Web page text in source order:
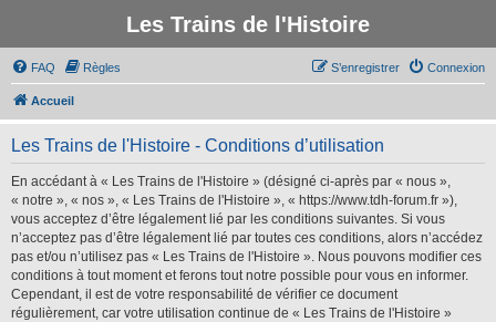
Les Trains de l'Histoire
FAQ Règles Connexion
S’enregistrer
Accueil
Les Trains de l'Histoire - Conditions d’utilisation
En accédant à « Les Trains de l'Histoire » (désigné ci-après par « nous »,
« notre », « nos », « Les Trains de l'Histoire », « https://www.tdh-forum.fr »),
vous acceptez d’être légalement lié par les conditions suivantes. Si vous
n’acceptez pas d’être légalement lié par toutes ces conditions, alors n’accédez
pas et/ou n’utilisez pas « Les Trains de l'Histoire ». Nous pouvons modifier ces
conditions à tout moment et ferons tout notre possible pour vous en informer.
Cependant, il est de votre responsabilité de vérifier ce document
régulièrement, car votre utilisation continue de « Les Trains de l'Histoire »